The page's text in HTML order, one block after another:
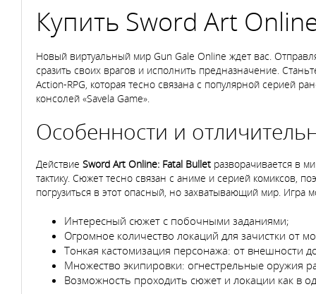
Купить Sword Art
Новый виртуальный мир Gun Gale Online ждет вас.
сразить своих врагов и исполнить предназначение.
Action-RPG, которая тесно связана с популярной серией
консолей «Savela Game».
Особенности и
Действие Sword Art Online: Fatal Bullet разворачивается в
тактику. Сюжет тесно связан с аниме и серией комиксов,
погрузиться в этот опасный, но захватывающий мир. Игра
Интересный сюжет с побочными заданиями;
Огромное количество локаций для зачистки от
Тонкая кастомизация персонажа: от внешности
Множество экипировки: огнестрельные оружия
Возможность проходить сюжет и локации как в